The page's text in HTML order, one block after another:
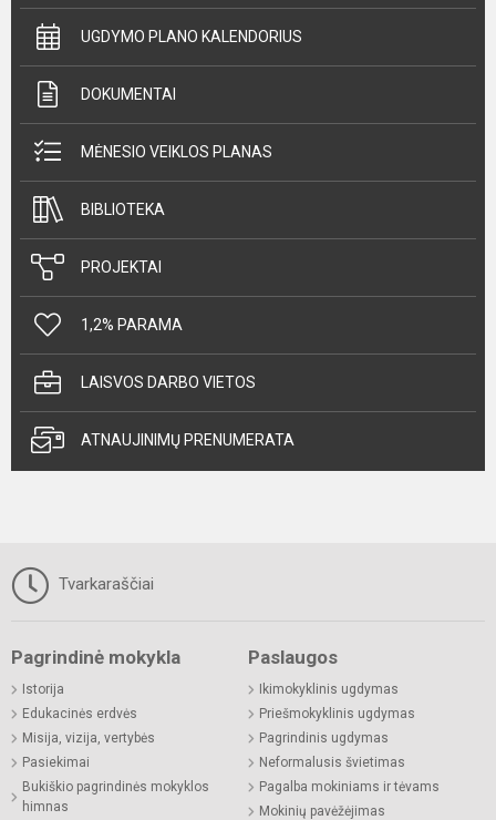
UGDYMO PLANO KALENDORIUS
DOKUMENTAI
MĖNESIO VEIKLOS PLANAS
BIBLIOTEKA
PROJEKTAI
1,2% PARAMA
LAISVOS DARBO VIETOS
ATNAUJINIMŲ PRENUMERATA
Tvarkaraščiai
Pagrindinė mokykla
Istorija
Edukacinės erdvės
Misija, vizija, vertybės
Pasiekimai
Bukiškio pagrindinės mokyklos
himnas
Paslaugos
Ikimokyklinis ugdymas
Priešmokyklinis ugdymas
Pagrindinis ugdymas
Neformalusis švietimas
Pagalba mokiniams ir tėvams
Mokinių pavėžėjimas